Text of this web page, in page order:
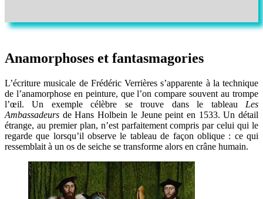
Anamorphoses et fantasmagories
L’écriture musicale de Frédéric Verrières s’apparente à la technique
de l’anamorphose en peinture, que l’on compare souvent au trompe
l’œil. Un exemple célèbre se trouve dans le tableau Les
Ambassadeurs de Hans Holbein le Jeune peint en 1533. Un détail
étrange, au premier plan, n’est parfaitement compris par celui qui le
regarde que lorsqu’il observe le tableau de façon oblique : ce qui
ressemblait à un os de seiche se transforme alors en crâne humain.